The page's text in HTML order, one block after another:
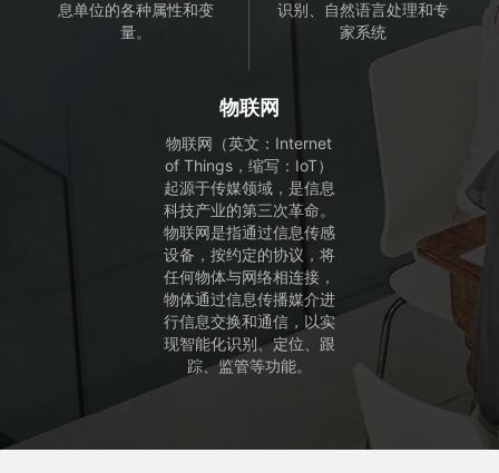
息单位的各种属性和变
量。
识别、自然语言处理和专
家系统
物联网
物联网（英文：Internet
of Things，缩写：IoT）
起源于传媒领域，是信息
科技产业的第三次革命。
物联网是指通过信息传感
设备，按约定的协议，将
任何物体与网络相连接，
物体通过信息传播媒介进
行信息交换和通信，以实
现智能化识别、定位、跟
踪、监管等功能。